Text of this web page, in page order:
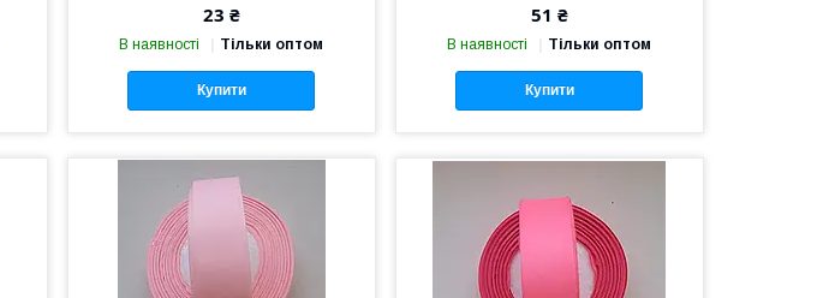
23 ₴
В наявності Тільки оптом
Купити
51 ₴
В наявності Тільки оптом
Купити